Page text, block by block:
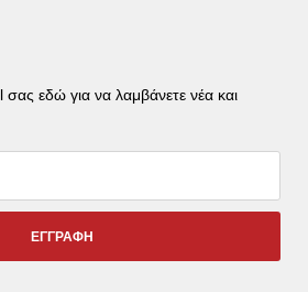
εδώ για να λαμβάνετε νέα και